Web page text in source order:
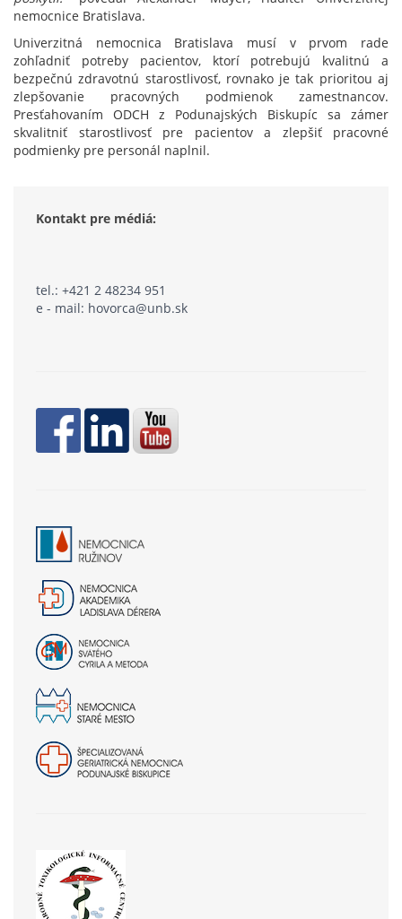
nemocnice Bratislava.
Univerzitná nemocnica Bratislava musí v prvom rade
zohľadniť potreby pacientov, ktorí potrebujú kvalitnú a
bezpečnú zdravotnú starostlivosť, rovnako je tak prioritou aj
zlepšovanie pracovných podmienok zamestnancov.
Presťahovaním ODCH z Podunajských Biskupíc sa zámer
skvalitniť starostlivosť pre pacientov a zlepšiť pracovné
podmienky pre personál naplnil.
Kontakt pre médiá:
tel.: +421 2 48234 951
e - mail: hovorca@unb.sk